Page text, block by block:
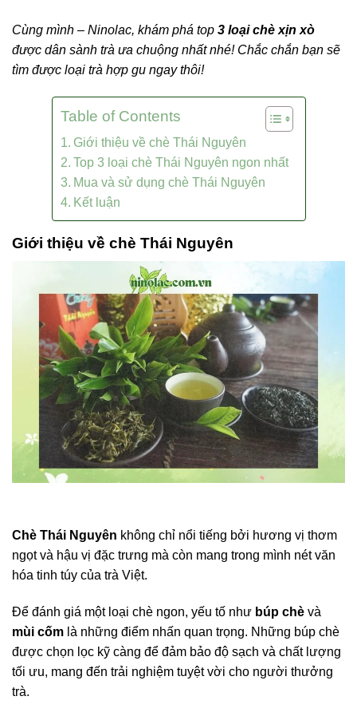
Cùng mình – Ninolac, khám phá top 3 loại chè xịn xò
được dân sành trà ưa chuộng nhất nhé! Chắc chắn bạn sẽ
tìm được loại trà hợp gu ngay thôi!
Table of Contents
Giới thiệu về chè Thái Nguyên
Top 3 loại chè Thái Nguyên ngon nhất
Mua và sử dụng chè Thái Nguyên
Kết luận
Giới thiệu về chè Thái Nguyên
Chè Thái Nguyên không chỉ nổi tiếng bởi hương vị thơm
ngọt và hậu vị đặc trưng mà còn mang trong mình nét văn
hóa tinh túy của trà Việt.
Để đánh giá một loại chè ngon, yếu tố như búp chè và
mùi cốm là những điểm nhấn quan trọng. Những búp chè
được chọn lọc kỹ càng để đảm bảo độ sạch và chất lượng
tối ưu, mang đến trải nghiệm tuyệt vời cho người thưởng
trà.